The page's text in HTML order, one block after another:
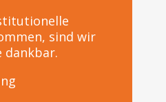
sind wir
dankbar.